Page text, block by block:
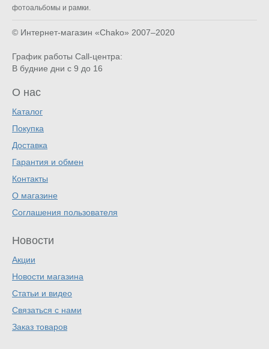
фотоальбомы и рамки.
© Интернет-магазин «Chako» 2007–2020
График работы Call-центра:
В будние дни с 9 до 16
О нас
Каталог
Покупка
Доставка
Гарантия и обмен
Контакты
О магазине
Соглашения пользователя
Новости
Акции
Новости магазина
Статьи и видео
Связаться с нами
Заказ товаров